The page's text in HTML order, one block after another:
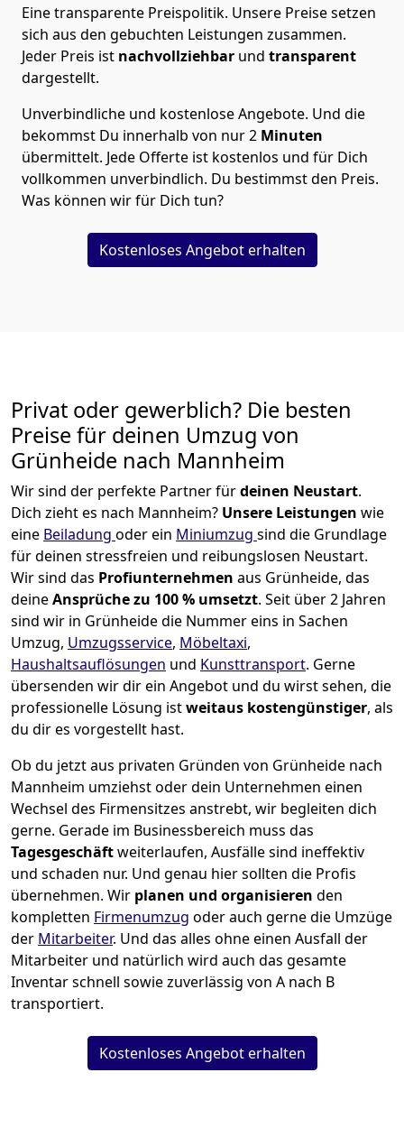
Eine transparente Preispolitik. Unsere Preise setzen
sich aus den gebuchten Leistungen zusammen.
Jeder Preis ist nachvollziehbar und transparent
dargestellt.
Unverbindliche und kostenlose Angebote. Und die
bekommst Du innerhalb von nur2 Minuten
übermittelt. Jede Offerte ist kostenlos und für Dich
vollkommen unverbindlich. Du bestimmst den Preis.
Was können wir für Dich tun?
Kostenloses Angebot erhalten
Privat oder gewerblich? Die besten
Preise für deinen Umzug von
Grünheide nach Mannheim
Wir sind der perfekte Partner fürdeinen Neustart.
Dich zieht es nach Mannheim? Unsere Leistungen wie
eine Beiladung oder ein Miniumzug sind die Grundlage
für deinen stressfreien und reibungslosen Neustart.
Wir sind das Profiunternehmen aus Grünheide, das
deineAnsprüche zu 100 % umsetzt. Seit über 2 Jahren
sind wir in Grünheide die Nummer eins in Sachen
Umzug, Umzugsservice, Möbeltaxi,
Haushaltsauflösungen und Kunsttransport. Gerne
übersenden wir dir ein Angebot und du wirst sehen, die
professionelle Lösung istweitaus kostengünstiger, als
du dir es vorgestellt hast.
Ob du jetzt aus privaten Gründen von Grünheide nach
Mannheim umziehst oder dein Unternehmen einen
Wechsel des Firmensitzes anstrebt, wir begleiten dich
gerne. Gerade im Businessbereich muss das
Tagesgeschäftweiterlaufen, Ausfälle sind ineffektiv
und schaden nur. Und genau hier sollten die Profis
übernehmen. Wir planen und organisieren den
kompletten Firmenumzug oder auch gerne die Umzüge
der Mitarbeiter. Und das alles ohne einen Ausfall der
Mitarbeiter und natürlich wird auch das gesamte
Inventar schnell sowie zuverlässig von A nach B
transportiert.
Kostenloses Angebot erhalten